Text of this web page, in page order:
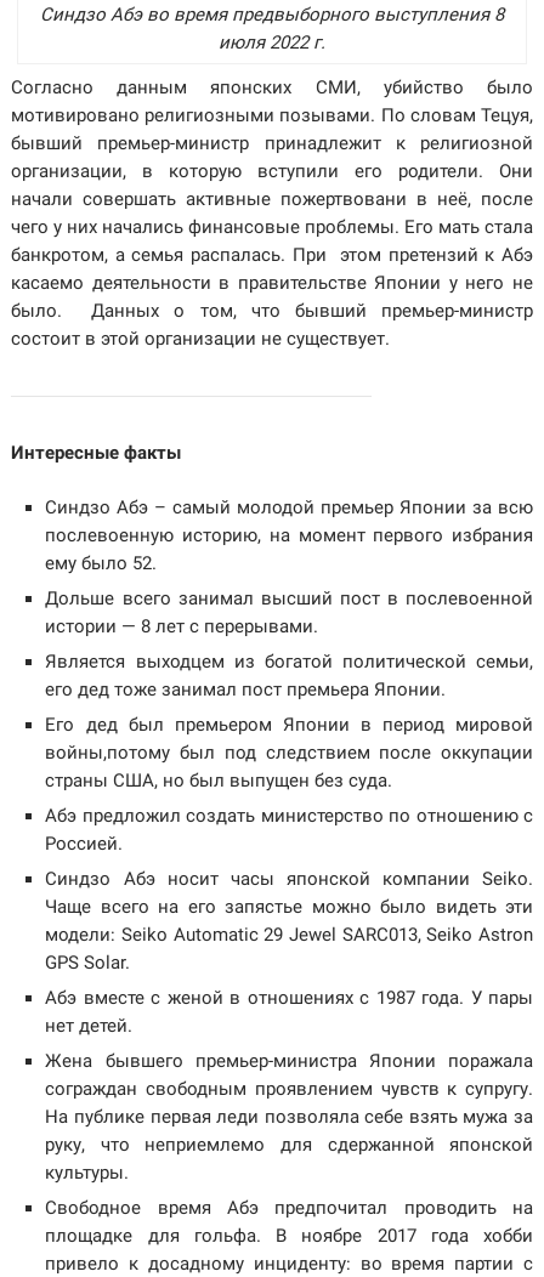
Синдзо Абэ во время предвыборного выступления 8
июля 2022 г.
Согласно данным японских СМИ, убийство было
мотивировано религиозными позывами. По словам Тецуя,
бывший премьер-министр принадлежит к религиозной
организации, в которую вступили его родители. Они
начали совершать активные пожертвовани в неё, после
чего у них начались финансовые проблемы. Его мать стала
банкротом, а семья распалась. При этом претензий к Абэ
касаемо деятельности в правительстве Японии у него не
было. Данных о том, что бывший премьер-министр
состоит в этой организации не существует.
Интересные факты
Синдзо Абэ – самый молодой премьер Японии за всю
послевоенную историю, на момент первого избрания
ему было 52.
Дольше всего занимал высший пост в послевоенной
истории — 8 лет с перерывами.
Является выходцем из богатой политической семьи,
его дед тоже занимал пост премьера Японии.
Его дед был премьером Японии в период мировой
войны,потому был под следствием после оккупации
страны США, но был выпущен без суда.
Абэ предложил создать министерство по отношению с
Россией.
Синдзо Абэ носит часы японской компании Seiko.
Чаще всего на его запястье можно было видеть эти
модели: Seiko Automatic 29 Jewel SARC013, Seiko Astron
GPS Solar.
Абэ вместе с женой в отношениях с 1987 года. У пары
нет детей.
Жена бывшего премьер-министра Японии поражала
сограждан свободным проявлением чувств к супругу.
На публике первая леди позволяла себе взять мужа за
руку, что неприемлемо для сдержанной японской
культуры.
Свободное время Абэ предпочитал проводить на
площадке для гольфа. В ноябре 2017 года хобби
привело к досадному инциденту: во время партии с